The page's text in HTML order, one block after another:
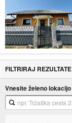
FILTRIRAJ REZULTATE
Vnesite želeno lokacijo